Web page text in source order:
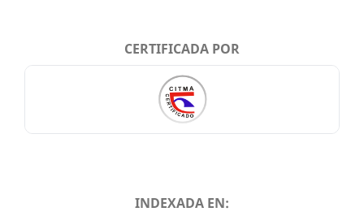
CERTIFICADA POR
INDEXADA EN: